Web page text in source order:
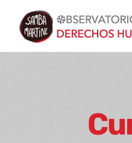
content